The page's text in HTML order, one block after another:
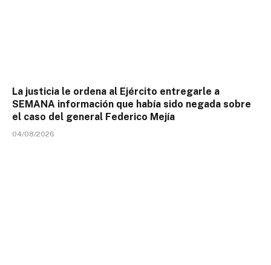
La justicia le ordena al Ejército entregarle a
SEMANA información que había sido negada sobre
el caso del general Federico Mejía
04/08/2026